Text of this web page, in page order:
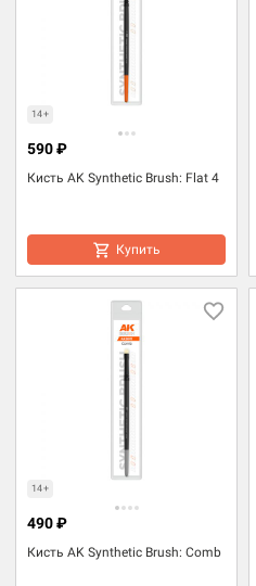
14+
Кисть AK Synthetic Brush: Flat 4
590 ₽
Купить
14+
Кисть AK Synthetic Brush: Comb
490 ₽